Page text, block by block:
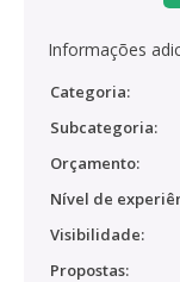
Informações
Categoria:
Subcategoria:
Orçamento:
Nível de
Visibilidade:
Propostas: